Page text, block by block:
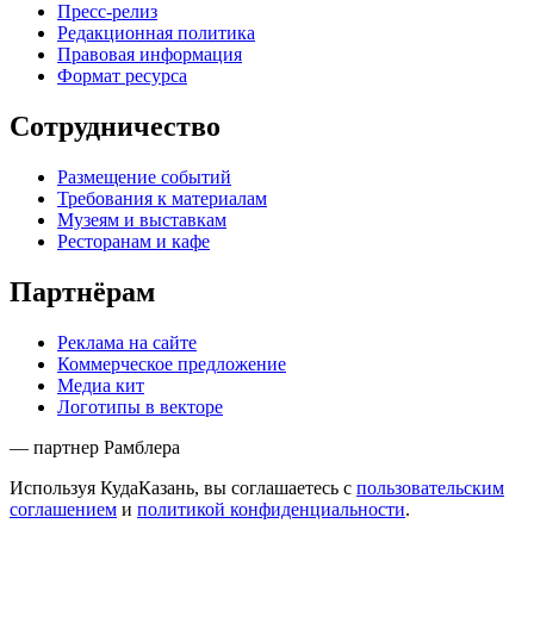
Пресс-релиз
Редакционная политика
Правовая информация
Формат ресурса
Сотрудничество
Размещение событий
Требования к материалам
Музеям и выставкам
Ресторанам и кафе
Партнёрам
Реклама на сайте
Коммерческое предложение
Медиа кит
Логотипы в векторе
— партнер Рамблера
Используя КудаКазань, вы соглашаетесь с пользовательским
соглашением и политикой конфиденциальности.